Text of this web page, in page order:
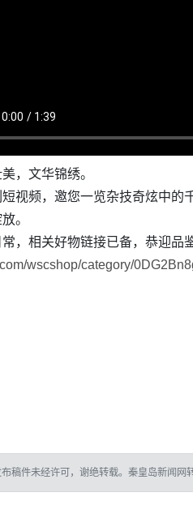
，文华锦绣。
短视频，邀您一览杂技奇炫中
。
，相关好物链接已备，恭迎品鉴
wscshop/category/
稿件未经许可，谢绝转载。秦皇岛新闻网